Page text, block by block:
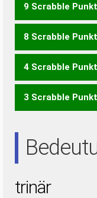
RÄTIN
9 Scrabble
TRÄN
8 Scrabble
RÄT
4 Scrabble
IRRT
3 Scrabble
trinär